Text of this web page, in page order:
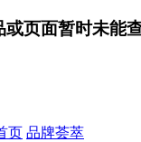
页面暂时未能
页 品牌荟萃